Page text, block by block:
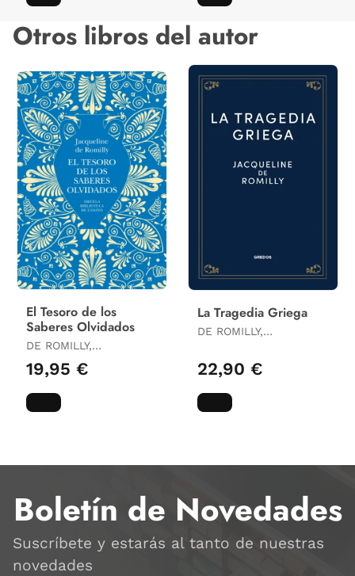
Otros libros del autor
El Tesoro de los
Saberes Olvidados
DE ROMILLY,
JACQUELINE
19,95 €
La Tragedia Griega
DE ROMILLY,
22,90 €
Boletín de Novedades
Suscríbete y estarás al tanto de nuestras
novedades